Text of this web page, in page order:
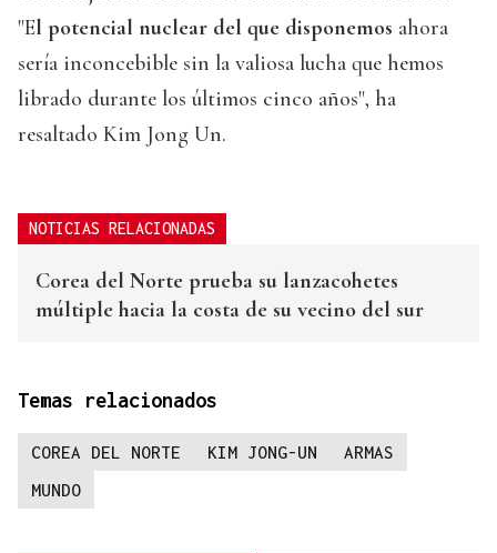
"El potencial nuclear del que disponemos ahora
sería inconcebible sin la valiosa lucha que hemos
librado durante los últimos cinco años", ha
resaltado Kim Jong Un.
NOTICIAS RELACIONADAS
Corea del Norte prueba su lanzacohetes
múltiple hacia la costa de su vecino del sur
Temas relacionados
COREA DEL NORTE KIM JONG-UN
ARMAS
MUNDO